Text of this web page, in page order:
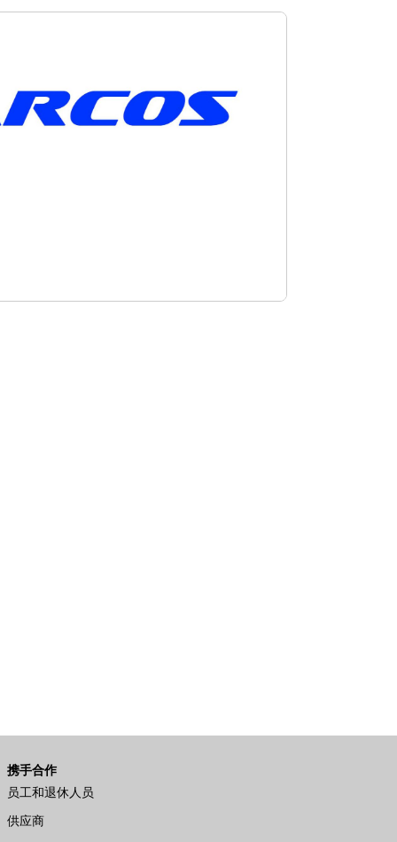
携手合作
员工和退休人员
供应商